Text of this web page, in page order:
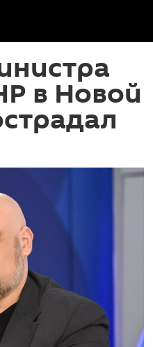
в Новой